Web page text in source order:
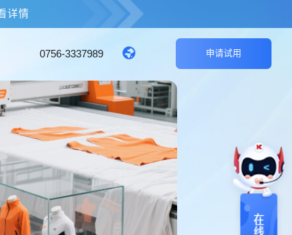
详情
0756-3337989 申请试用